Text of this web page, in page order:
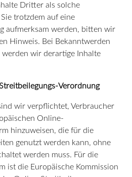
Dritter als solche
trotzdem auf eine
aufmerksam werden, bitten wir
Hinweis. Bei Bekanntwerden
werden wir derartige Inhalte
Verordnung
wir verpflichtet, Verbraucher
Online-
hinzuweisen, die für die
genutzt werden kann, ohne
werden muss. Für die
ist die Europäische Kommission